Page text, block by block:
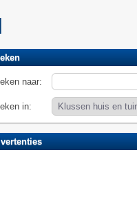
naar:
in: